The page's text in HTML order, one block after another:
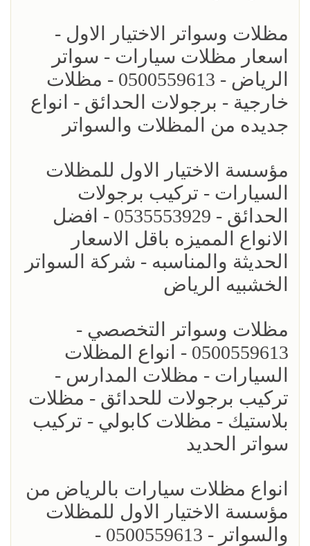
مظلات وسواتر الاختيار الاول -
اسعار مظلات سيارات - سواتر
الرياض - 0500559613 - مظلات
خارجية - برجولات الحدائق - انواع
جديده من المظلات والسواتر
مؤسسة الاختيار الاول للمظلات
السيارات - تركيب برجولات
الحدائق - 0535553929 - افضل
الانواع المميزه باقل الاسعار
الحديثة والمناسبه - شركة السواتر
الخشبيه الرياض
مظلات وسواتر التخصصي -
0500559613 - انواع المظلات
السيارات - مظلات المدارس -
تركيب برجولات للحدائق - مظلات
بلاستيك - مظلات كابولي - تركيب
سواتر الحديد
انواع مظلات سيارات بالرياض من
مؤسسة الاختيار الاول للمظلات
والسواتر - 0500559613 -